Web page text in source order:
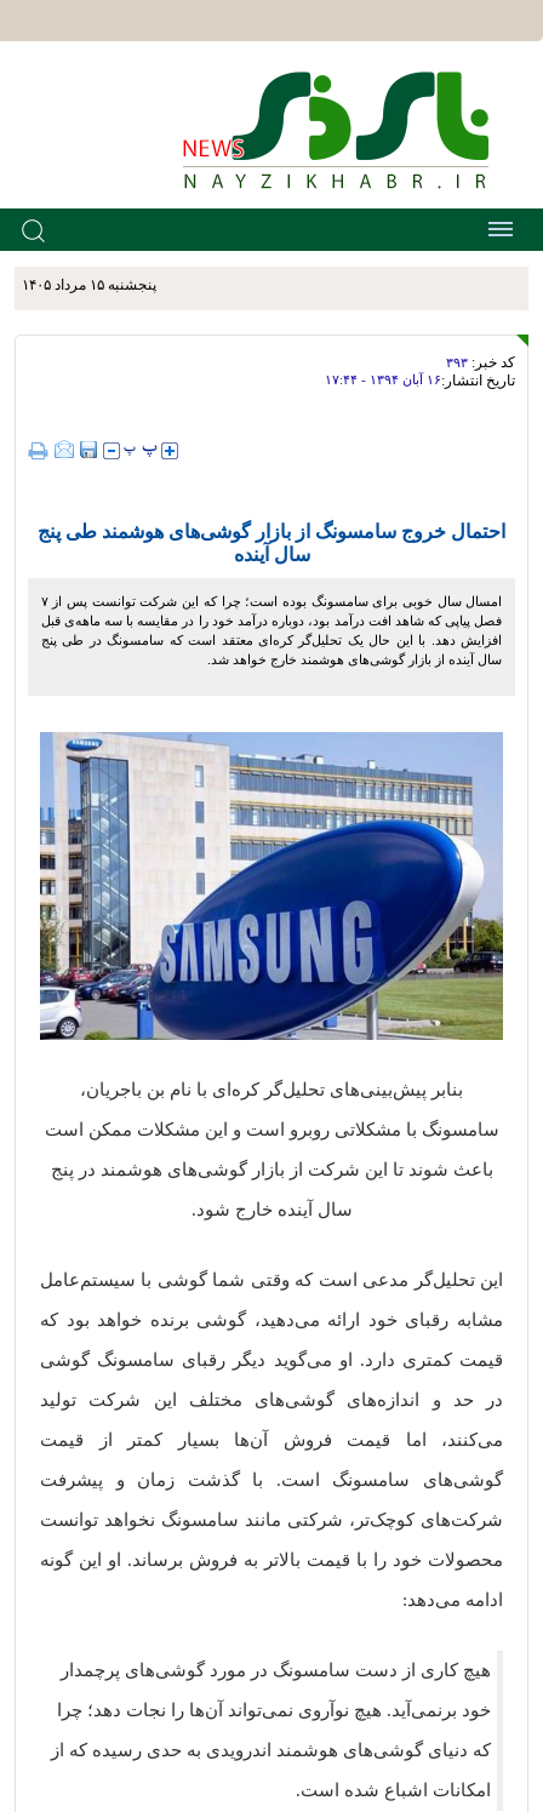
پنجشنبه ۱۵ مرداد ۱۴۰۵
کد خبر: ۳۹۳
تاریخ انتشار:۱۶ آبان ۱۳۹۴ - ۱۷:۴۴
احتمال خروج سامسونگ از بازار گوشی‌های هوشمند طی پنج
سال آینده
امسال سال خوبی برای سامسونگ بوده است؛ چرا که این شرکت توانست پس از ۷
فصل پیاپی که شاهد افت درآمد بود، دوباره درآمد خود را در مقایسه با سه ماهه‌ی قبل
افزایش دهد. با این حال یک تحلیل‌گر کره‌ای معتقد است که سامسونگ در طی پنج
سال آینده از بازار گوشی‌های هوشمند خارج خواهد شد.
بنابر پیش‌بینی‌های تحلیل‌گر کره‌ای با نام بن باجریان،
سامسونگ با مشکلاتی روبرو است و این مشکلات ممکن است
باعث شوند تا این شرکت از بازار گوشی‌های هوشمند در پنج
سال آینده خارج شود.
این تحلیل‌گر مدعی است که وقتی شما گوشی با سیستم‌عامل
مشابه رقبای خود ارائه می‌دهید، گوشی برنده خواهد بود که
قیمت کمتری دارد. او می‌گوید دیگر رقبای سامسونگ گوشی
در حد و اندازه‌های گوشی‌های مختلف این شرکت تولید
می‌کنند، اما قیمت فروش آن‌ها بسیار کمتر از قیمت
گوشی‌های سامسونگ است. با گذشت زمان و پیشرفت
شرکت‌های کوچک‌تر، شرکتی مانند سامسونگ نخواهد توانست
محصولات خود را با قیمت بالاتر به فروش برساند. او این گونه
ادامه می‌دهد:
هیچ کاری از دست سامسونگ در مورد گوشی‌های پرچمدار
خود برنمی‌آید. هیچ نوآروی نمی‌تواند آن‌ها را نجات دهد؛ چرا
که دنیای گوشی‌های هوشمند اندرویدی به حدی رسیده که از
امکانات اشباع شده است.